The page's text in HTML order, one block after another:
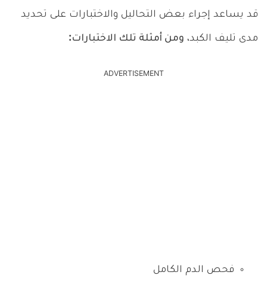
قد يساعد إجراء بعض التحاليل والاختبارات على تحديد
مدى تليف الكبد، ومن أمثلة تلك الاختبارات:
ADVERTISEMENT
فحص الدم الكامل